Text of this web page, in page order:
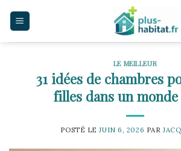
LE MEILLEUR
31 idées de chambres
filles dans un
POSTÉ LEJUIN 6, 2026 PAR